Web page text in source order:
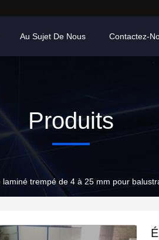
Au Sujet De Nous Contactez-
Produits
laminé trempé de 4 à 25 mm pour